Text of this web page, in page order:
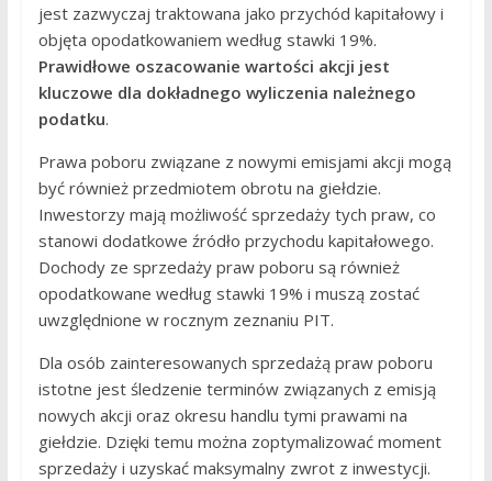
jest zazwyczaj traktowana jako przychód kapitałowy i
objęta opodatkowaniem według stawki 19%.
Prawidłowe oszacowanie wartości akcji jest
kluczowe dla dokładnego wyliczenia należnego
podatku.
Prawa poboru związane z nowymi emisjami akcji mogą
być również przedmiotem obrotu na giełdzie.
Inwestorzy mają możliwość sprzedaży tych praw, co
stanowi dodatkowe źródło przychodu kapitałowego.
Dochody ze sprzedaży praw poboru są również
opodatkowane według stawki 19% i muszą zostać
uwzględnione w rocznym zeznaniu PIT.
Dla osób zainteresowanych sprzedażą praw poboru
istotne jest śledzenie terminów związanych z emisją
nowych akcji oraz okresu handlu tymi prawami na
giełdzie. Dzięki temu można zoptymalizować moment
sprzedaży i uzyskać maksymalny zwrot z inwestycji.